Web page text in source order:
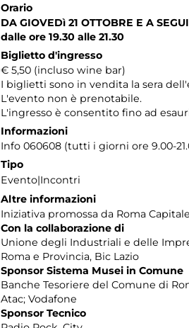
Orario
DA GIOVEDì 21 OTTOBRE E A
dalle ore 19.30 alle 21.30
Biglietto d'ingresso
€ 5,50 (incluso wine bar)
I biglietti sono in vendita la sera
L'evento non è prenotabile.
L'ingresso è consentito fino ad
Informazioni
Info 060608 (tutti i giorni ore 9.00-
Tipo
Evento|Incontri
Altre informazioni
Iniziativa promossa da Roma
Con la collaborazione di
Unione degli Industriali e delle
Roma e Provincia, Bic Lazio
Sponsor Sistema Musei in Comune
Banche Tesoriere del Comune di
Atac; Vodafone
Sponsor Tecnico